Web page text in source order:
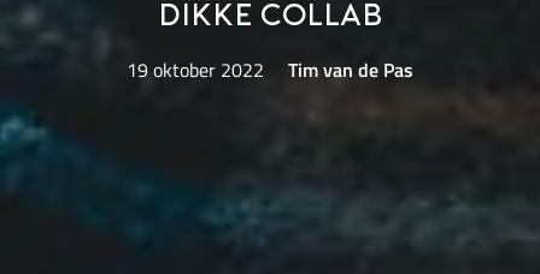
dikke collab
19 oktober 2022 Tim van de Pas